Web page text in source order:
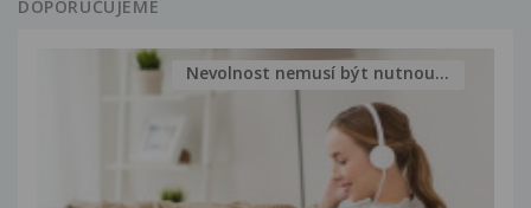
DOPORUČUJEME
Nevolnost nemusí být nutnou...